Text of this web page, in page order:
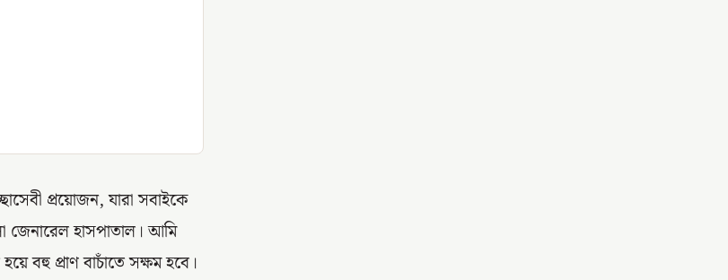
প্রয়োজন, যারা সবাইকে
জেনারেল হাসপাতাল। আমি
বহু প্রাণ বাচাঁতে সক্ষম হবে।